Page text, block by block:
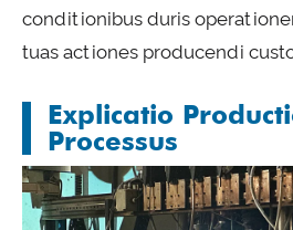
conditionibus duris
tuas actiones producendi
Explicatio
Processus